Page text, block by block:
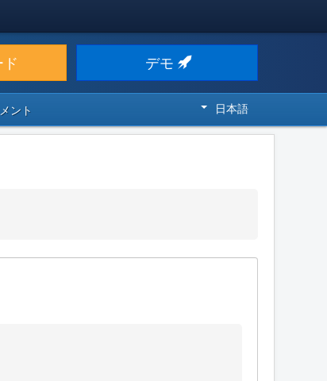
デモ
ント 日本語